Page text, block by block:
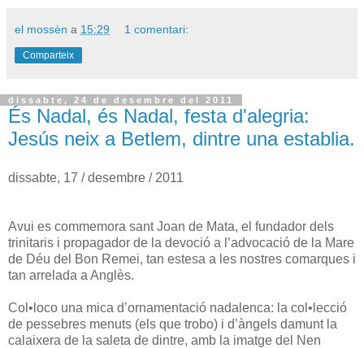
el mossèn a 15:29 1 comentari:
Comparteix
dissabte, 24 de desembre del 2011
És Nadal, és Nadal, festa d'alegria:
Jesús neix a Betlem, dintre una establia.
dissabte, 17 / desembre / 2011
Avui es commemora sant Joan de Mata, el fundador dels
trinitaris i propagador de la devoció a l’advocació de la Mare
de Déu del Bon Remei, tan estesa a les nostres comarques i
tan arrelada a Anglès.
Col•loco una mica d’ornamentació nadalenca: la col•lecció
de pessebres menuts (els que trobo) i d’àngels damunt la
calaixera de la saleta de dintre, amb la imatge del Nen